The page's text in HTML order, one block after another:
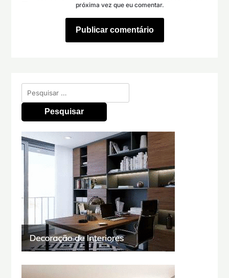
próxima vez que eu comentar.
Pesquisar
por: